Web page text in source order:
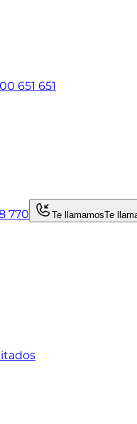
651 651
770 Te llamamosTe